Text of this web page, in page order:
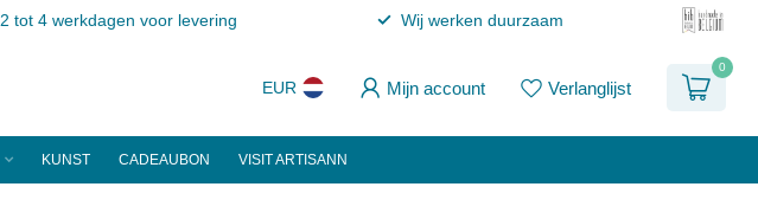
2 tot 4 werkdagen voor levering Wij werken duurzaam
EUR Mijn account Verlanglijst
0
KUNST CADEAUBON VISIT ARTISANN